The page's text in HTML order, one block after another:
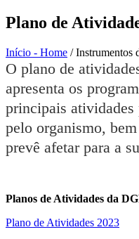
Plano de
Início - Home /Instrumentos
O plano de
apresenta os
principais atividades
pelo organismo,
prevê afetar para a
Planos de Atividades da
Plano de Atividades 2023